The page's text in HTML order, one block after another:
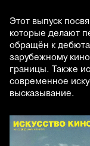
Этот выпуск
которые делают
обращён к
зарубежному
границы. Также
современное
высказывание.